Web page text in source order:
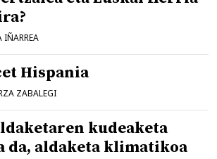
IÑARREA
Hispania
ZABALEGI
kudeaketa
da, aldaketa klimatikoa